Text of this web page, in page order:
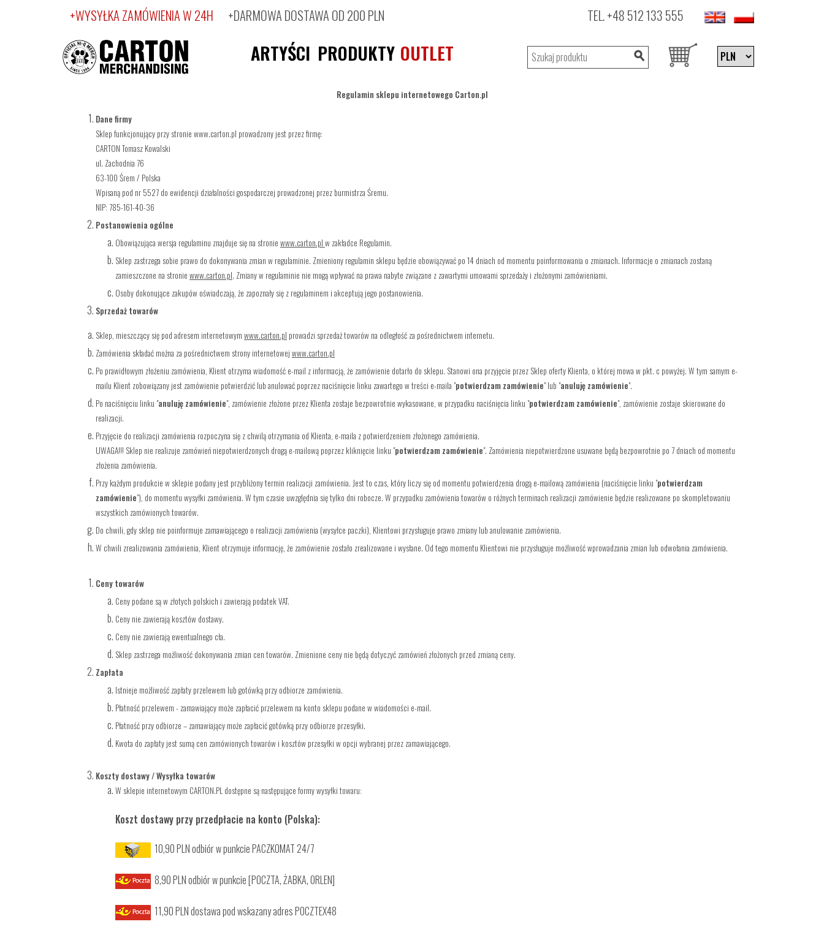
+WYSYŁKA ZAMÓWIENIA W 24H +DARMOWA DOSTAWA OD 200 PLN TEL.+48 512 133 555
ARTYŚCI PRODUKTY OUTLET
Regulamin sklepu internetowego Carton.pl
Dane firmy
Sklep funkcjonujący przy stronie www.carton.pl prowadzony jest przez firmę:
CARTON Tomasz Kowalski
ul. Zachodnia 76
63-100 Śrem / Polska
Wpisaną pod nr 5527 do ewidencji działalności gospodarczej prowadzonej przez burmistrza Śremu.
NIP: 785-161-40-36
Postanowienia ogólne
Obowiązująca wersja regulaminu znajduje się na stronie www.carton.pl w zakładce Regulamin.
Sklep zastrzega sobie prawo do dokonywania zmian w regulaminie. Zmieniony regulamin sklepu będzie obowiązywać po 14 dniach od momentu poinformowania o zmianach. Informacje o zmianach zostaną
zamieszczone na stronie www.carton.pl. Zmiany w regulaminie nie mogą wpływać na prawa nabyte związane z zawartymi umowami sprzedaży i złożonymi zamówieniami.
Osoby dokonujące zakupów oświadczają, że zapoznały się z regulaminem i akceptują jego postanowienia.
Sprzedaż towarów
Sklep, mieszczący się pod adresem internetowym www.carton.pl prowadzi sprzedaż towarów na odległość za pośrednictwem internetu.
Zamówienia składać można za pośrednictwem strony internetowej www.carton.pl
Po prawidłowym złożeniu zamówienia, Klient otrzyma wiadomość e-mail z informacją, że zamówienie dotarło do sklepu. Stanowi ona przyjęcie przez Sklep oferty Klienta, o której mowa w pkt. c powyżej. W tym samym e-
mailu Klient zobowiązany jest zamówienie potwierdzić lub anulować poprzez naciśnięcie linku zawartego w treści e-maila "potwierdzam zamówienie" lub "anuluję zamówienie".
Po naciśnięciu linku "anuluję zamówienie", zamówienie złożone przez Klienta zostaje bezpowrotnie wykasowane, w przypadku naciśnięcia linku "potwierdzam zamówienie", zamówienie zostaje skierowane do
realizacji.
Przyjęcie do realizacji zamówienia rozpoczyna się z chwilą otrzymania od Klienta, e-maila z potwierdzeniem złożonego zamówienia.
UWAGA!!! Sklep nie realizuje zamówień niepotwierdzonych drogą e-mailową poprzez kliknięcie linku "potwierdzam zamówienie". Zamówienia niepotwierdzone usuwane będą bezpowrotnie po 7 dniach od momentu
złożenia zamówienia.
Przy każdym produkcie w sklepie podany jest przybliżony termin realizacji zamówienia. Jest to czas, który liczy się od momentu potwierdzenia drogą e-mailową zamówienia (naciśnięcie linku "potwierdzam
zamówienie"), do momentu wysyłki zamówienia. W tym czasie uwzględnia się tylko dni robocze. W przypadku zamówienia towarów o różnych terminach realizacji zamówienie będzie realizowane po skompletowaniu
wszystkich zamówionych towarów.
Do chwili, gdy sklep nie poinformuje zamawiającego o realizacji zamówienia (wysyłce paczki), Klientowi przysługuje prawo zmiany lub anulowanie zamówienia.
W chwili zrealizowania zamówienia, Klient otrzymuje informację, że zamówienie zostało zrealizowane i wysłane. Od tego momentu Klientowi nie przysługuje możliwość wprowadzania zmian lub odwołania zamówienia.
Ceny towarów
Ceny podane są w złotych polskich i zawierają podatek VAT.
Ceny nie zawierają kosztów dostawy.
Ceny nie zawierają ewentualnego cła.
Sklep zastrzega możliwość dokonywania zmian cen towarów. Zmienione ceny nie będą dotyczyć zamówień złożonych przed zmianą ceny.
Zapłata
Istnieje możliwość zapłaty przelewem lub gotówką przy odbiorze zamówienia.
Płatność przelewem - zamawiający może zapłacić przelewem na konto sklepu podane w wiadomości e-mail.
Płatność przy odbiorze – zamawiający może zapłacić gotówką przy odbiorze przesyłki.
Kwota do zapłaty jest sumą cen zamówionych towarów i kosztów przesyłki w opcji wybranej przez zamawiającego.
Koszty dostawy / Wysyłka towarów
W sklepie internetowym CARTON.PL dostępne są następujące formy wysyłki towaru:
Koszt dostawy przy przedpłacie na konto (Polska):
10,90 PLN odbiór w punkcie PACZKOMAT 24/7
8,90 PLN odbiór w punkcie [POCZTA, ŻABKA, ORLEN]
11,90 PLN dostawa pod wskazany adres POCZTEX48